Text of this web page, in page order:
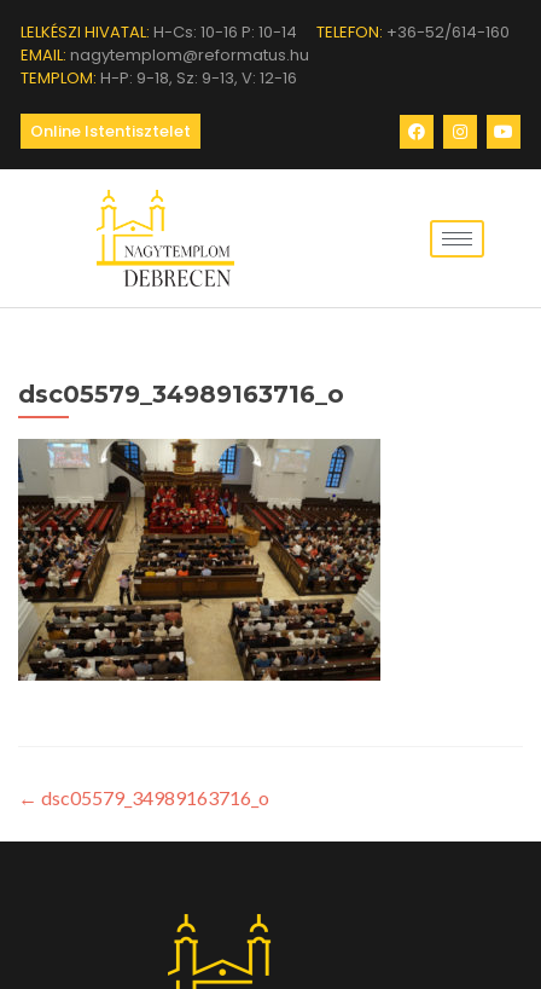
LELKÉSZI HIVATAL: H-Cs: 10-16 P: 10-14 TELEFON: +36-52/614-160
EMAIL: nagytemplom@reformatus.hu
TEMPLOM: H-P: 9-18, Sz: 9-13, V: 12-16
Online Istentisztelet
dsc05579_34989163716_o
← dsc05579_34989163716_o